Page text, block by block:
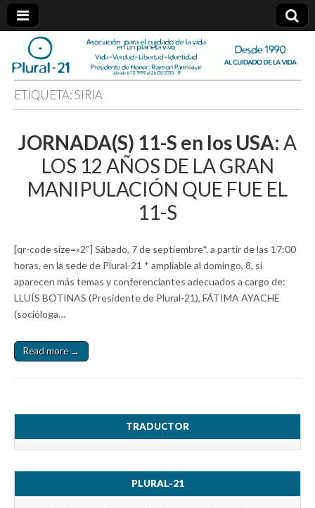
plural-
21.org
ETIQUETA:SIRIA
JORNADA(S) 11-S en los USA: A
LOS 12 AÑOS DE LA GRAN
MANIPULACIÓN QUE FUE EL
11-S
[qr-code size=»2″] Sábado, 7 de septiembre*, a partir de las 17:00
horas, en la sede de Plural-21 * ampliable al domingo, 8, si
aparecen más temas y conferenciantes adecuados a cargo de:
LLUÍS BOTINAS (Presidente de Plural-21), FÁTIMA AYACHE
(socióloga…
Read more →
TRADUCTOR
PLURAL-21